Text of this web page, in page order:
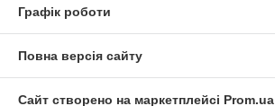
Графік роботи
Повна версія сайту
Сайт створено на маркетплейсі Prom.ua